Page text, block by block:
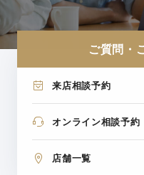
ご質問・
来店相談予約
オンライン相談予約
店舗一覧